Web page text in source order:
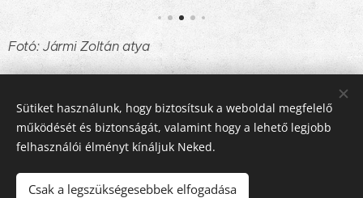
Fotó: Jármi Zoltán atya
Share
Sütiket használunk, hogy biztosítsuk a weboldal megfelelő
működését és biztonságát, valamint hogy a lehető legjobb
felhasználói élményt kínáljuk Neked.
Csak a legszükségesebbek elfogadása